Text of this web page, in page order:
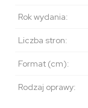
Rok wydania:
Liczba stron:
Format (cm):
Rodzaj oprawy: